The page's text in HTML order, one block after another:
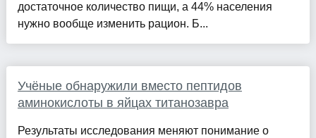
достаточное количество пищи, а 44% населения
нужно вообще изменить рацион. Б...
Учёные обнаружили вместо пептидов
аминокислоты в яйцах титанозавра
Результаты исследования меняют понимание о